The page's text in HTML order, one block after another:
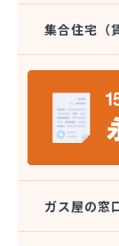
愛北液化ガ
旭プロパン
安城ガス株
伊藤プロパ
伊藤忠エネ
業所
伊藤忠エネ
稲垣商事
稲垣商店
集合住宅（
ガス屋の窓